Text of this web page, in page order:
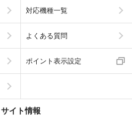
対応機種一覧
よくある質問
ポイント表示設定
サイト情報